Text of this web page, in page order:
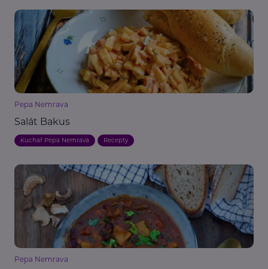
Pepa Nemrava
Salát Bakus
Kuchař Pepa Nemrava Recepty
Pepa Nemrava